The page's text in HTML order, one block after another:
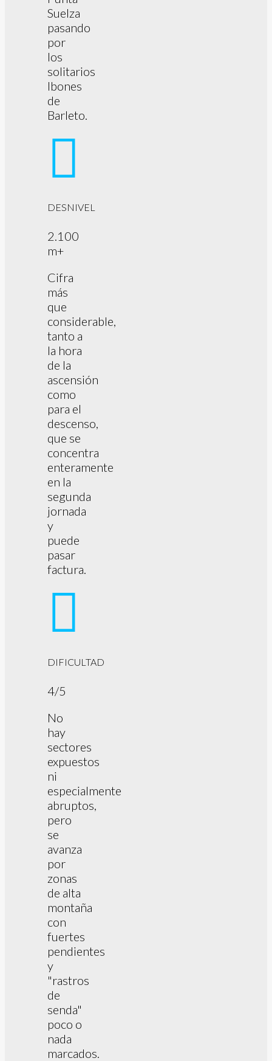
Suelza
pasando
por
los
solitarios
Ibones
de
Barleto.
DESNIVEL
2.100
m+
Cifra
más
que
considerable,
tanto a
la hora
de la
ascensión
como
para el
descenso,
que se
concentra
enteramente
en la
segunda
jornada
y
puede
pasar
factura.
DIFICULTAD
4/5
No
hay
sectores
expuestos
ni
especialmente
abruptos,
pero
se
avanza
por
zonas
de alta
montaña
con
fuertes
pendientes
y
"rastros
de
senda"
poco o
nada
marcados.